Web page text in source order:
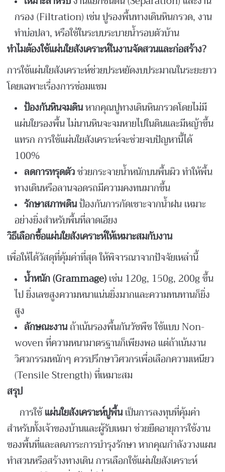
กรอง (Filtration) เช่น ปูรองพื้นทางเดินหินกรวด, งาน
ทำบ่อปลา, หรือใช้ในระบบระบายน้ำรอบตัวบ้าน
ทำไมต้องใช้แผ่นใยสังเคราะห์ในงานจัดสวนและก่อสร้าง?
การใช้แผ่นใยสังเคราะห์ช่วยประหยัดงบประมาณในระยะยาว
โดยเฉพาะเรื่องการซ่อมแซม
ป้องกันหินจมดินหากคุณปูทางเดินหินกรวดโดยไม่มี
แผ่นใยรองพื้น ไม่นานหินจะจมหายไปในดินและมีหญ้าขึ้น
แทรก การใช้แผ่นใยสังเคราะห์จะช่วยจบปัญหานี้ได้
100%
ลดการทรุดตัวช่วยกระจายน้ำหนักบนพื้นผิว ทำให้พื้น
ทางเดินหรือลานจอดรถมีความคงทนมากขึ้น
รักษาสภาพดินป้องกันการกัดเซาะจากน้ำฝน เหมาะ
อย่างยิ่งสำหรับพื้นที่ลาดเอียง
วิธีเลือกซื้อแผ่นใยสังเคราะห์ให้เหมาะสมกับงาน
เพื่อให้ได้วัสดุที่คุ้มค่าที่สุด ให้พิจารณาจากปัจจัยเหล่านี้
น้ำหนัก (Grammage)เช่น 120g, 150g, 200g ขึ้น
ไป ยิ่งเลขสูงความหนาแน่นยิ่งมากและความทนทานก็ยิ่ง
สูง
ลักษณะงานถ้าเน้นรองพื้นกันวัชพืช ใช้แบบ Non-
woven ที่ความหนามาตรฐานก็เพียงพอ แต่ถ้าเน้นงาน
วิศวกรรมหนักๆ ควรปรึกษาวิศวกรเพื่อเลือกความเหนียว
(Tensile Strength) ที่เหมาะสม
สรุป
การใช้แผ่นใยสังเคราะห์ปูพื้นเป็นการลงทุนที่คุ้มค่า
สำหรับทั้งเจ้าของบ้านและผู้รับเหมา ช่วยยืดอายุการใช้งาน
ของพื้นที่และลดภาระการบำรุงรักษา หากคุณกำลังวางแผน
ทำสวนหรือสร้างทางเดิน การเลือกใช้แผ่นใยสังเคราะห์